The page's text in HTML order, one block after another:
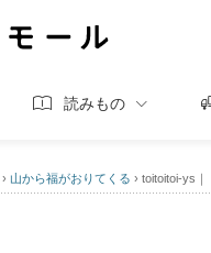
読みもの
› 山から福がおりてくる › toitoitoi-ys